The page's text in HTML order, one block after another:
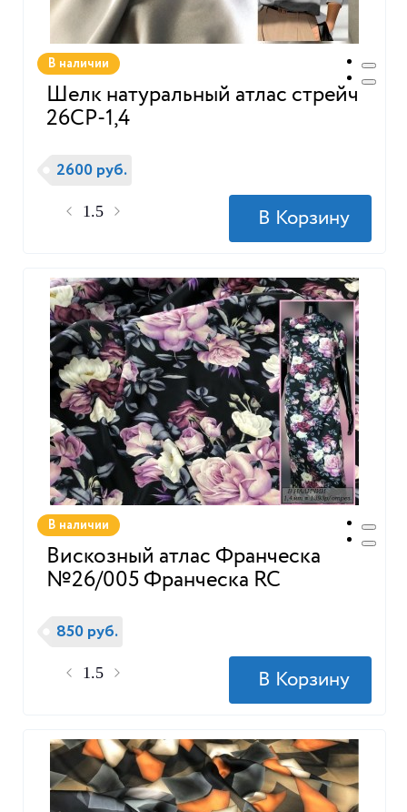
В наличии
Шелк натуральный атлас стрейч
26СР-1,4
2600 руб.
В наличии
Вискозный атлас Франческа
№26/005 Франческа RC
850 руб.